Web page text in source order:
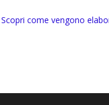
Scopri come vengono